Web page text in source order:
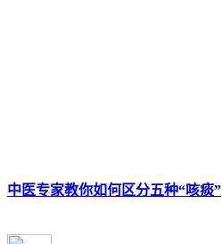
中医专家教你如何区分五种“咳痰”